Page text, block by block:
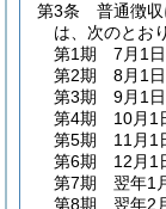
第3条
普通徴
は、次のとお
第1期 7月1日
第2期 8月1日
第3期 9月1日
第4期 10月1
第5期 11月1
第6期 12月1
第7期 翌年1
第8期 翌年2